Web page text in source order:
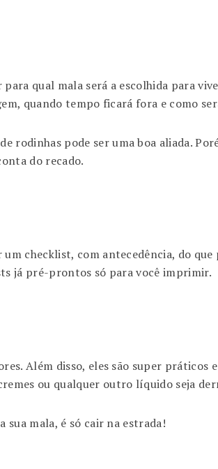
qual mala será a escolhida para
quando tempo ficará fora e como
rodinhas pode ser uma boa aliada.
do recado.
checklist, com antecedência, do que
já pré-prontos só para você imprimir.
Além disso, eles são super
ou qualquer outro líquido seja
sua mala, é só cair na estrada!